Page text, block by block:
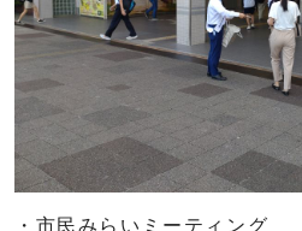
・市民みらいミーティング